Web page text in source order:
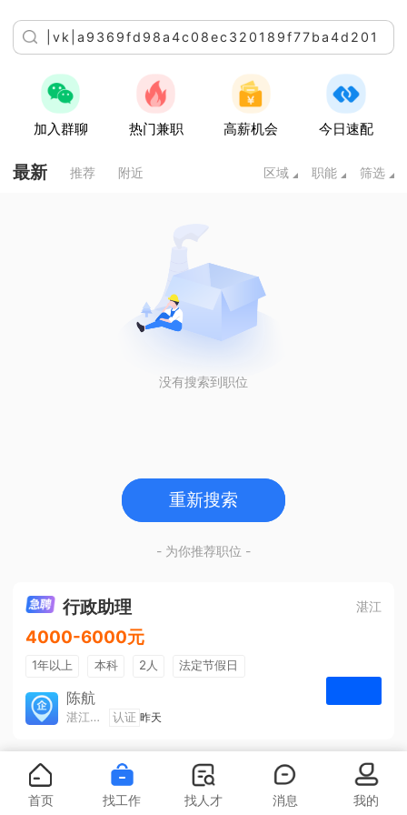
加入群聊 热门兼职 高薪机会 今日速配
最新 推荐 附近 区域 职能 筛选
没有搜索到职位
重新搜索
- 为你推荐职位 -
行政助理 湛江
4000-6000元
1年以上 本科 2人
法定节假日
包吃住
五险一金
陈航
湛江旅游集散中心有限公司 认证 昨天
首页 找工作 找人才 消息 我的